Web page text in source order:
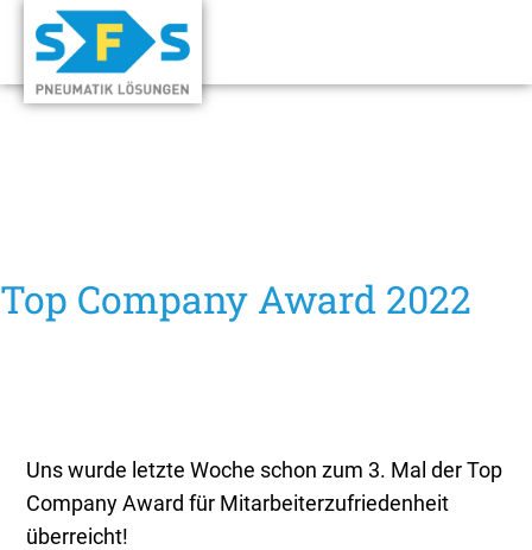
Top Company Award 2022
Uns wurde letzte Woche schon zum 3. Mal der Top
Company Award für Mitarbeiterzufriedenheit
überreicht!